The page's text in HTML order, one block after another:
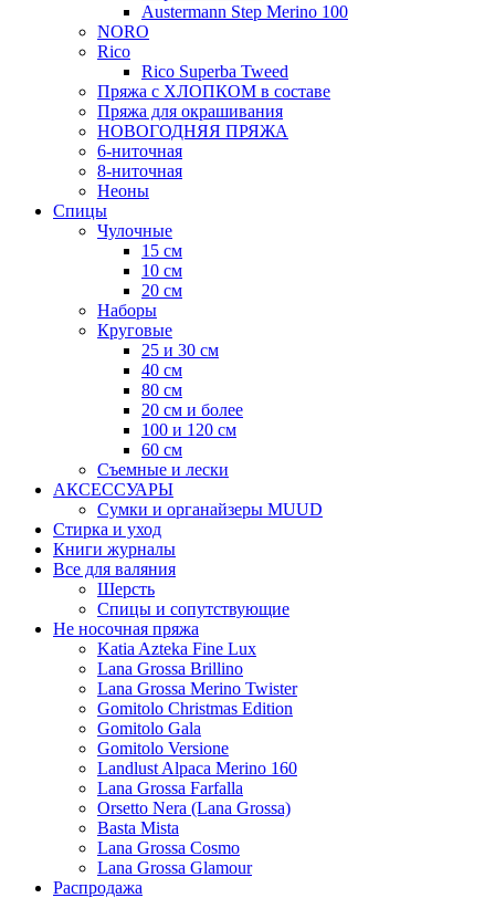
Austermann Step Merino 100
NORO
Rico
Rico Superba Tweed
Пряжа с ХЛОПКОМ в составе
Пряжа для окрашивания
НОВОГОДНЯЯ ПРЯЖА
6-ниточная
8-ниточная
Неоны
Спицы
Чулочные
15 см
10 см
20 см
Наборы
Круговые
25 и 30 см
40 см
80 см
20 см и более
100 и 120 см
60 см
Съемные и лески
АКСЕССУАРЫ
Сумки и органайзеры MUUD
Стирка и уход
Книги журналы
Все для валяния
Шерсть
Спицы и сопутствующие
Не носочная пряжа
Katia Azteka Fine Lux
Lana Grossa Brillino
Lana Grossa Merino Twister
Gomitolo Christmas Edition
Gomitolo Gala
Gomitolo Versione
Landlust Alpaca Merino 160
Lana Grossa Farfalla
Orsetto Nera (Lana Grossa)
Basta Mista
Lana Grossa Cosmo
Lana Grossa Glamour
Распродажа